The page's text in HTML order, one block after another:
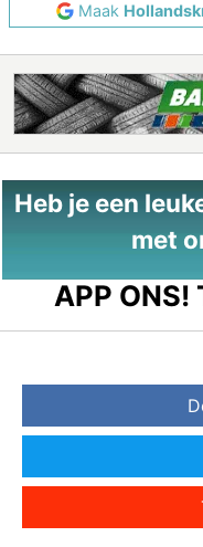
Maak
Heb je een
met
APP ONS!